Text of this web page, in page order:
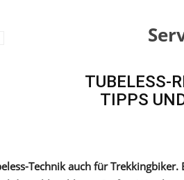
TUBELESS-
TIPPS
Technik auch für